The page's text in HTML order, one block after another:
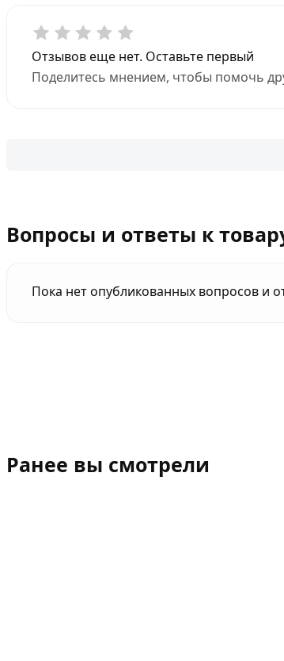
Отзывов еще нет. Оставьте первый
Поделитесь мнением, чтобы помочь
Вопросы и ответы к
Пока нет опубликованных вопросов и
Ранее вы смотрели